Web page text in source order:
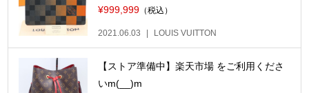
¥999,999 （税込）
2021.06.03 LOUIS VUITTON
【ストア準備中】楽天市場 をご利用くださ
いm(__)m